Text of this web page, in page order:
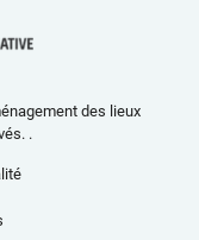
des lieux
.